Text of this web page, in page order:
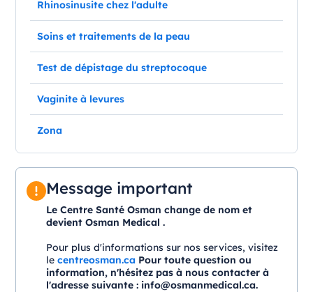
Rhinosinusite chez l'adulte
Soins et traitements de la peau
Test de dépistage du streptocoque
Vaginite à levures
Zona
Message important
Le Centre Santé Osman change de nom et
devient Osman Medical .
Pour plus d'informations sur nos services, visitez
lecentreosman.ca Pour toute question ou
information, n'hésitez pas à nous contacter à
l'adresse suivante : info@osmanmedical.ca.